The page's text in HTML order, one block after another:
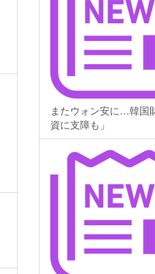
またウォン安に…韓国
資に支障も」